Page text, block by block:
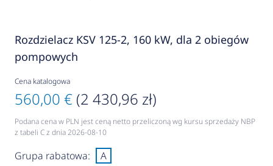
Rozdzielacz KSV 125-2, 160 kW, dla 2 obiegów
pompowych
Cena katalogowa
560,00 € (2 430,96 zł)
Podana cena w PLN jest ceną netto przeliczoną wg kursu sprzedaży NBP
z tabeli C z dnia 2026-08-10
Grupa rabatowa: A